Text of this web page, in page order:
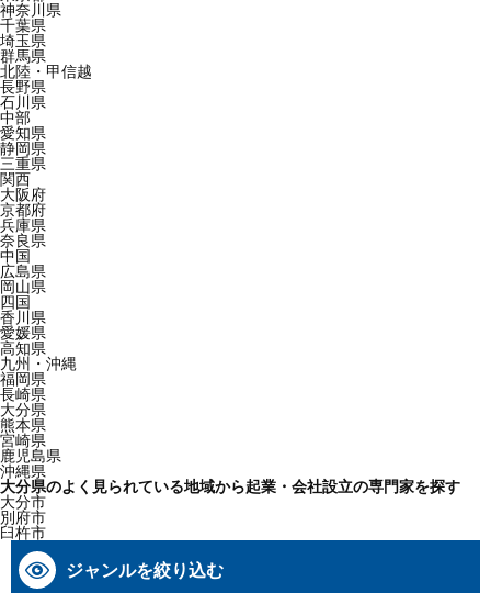
神奈川県
千葉県
埼玉県
群馬県
北陸・甲信越
長野県
石川県
中部
愛知県
静岡県
三重県
関西
大阪府
京都府
兵庫県
奈良県
中国
広島県
岡山県
四国
香川県
愛媛県
高知県
九州・沖縄
福岡県
長崎県
大分県
熊本県
宮崎県
鹿児島県
沖縄県
大分県のよく見られている地域から起業・会社設立の専門家を探す
大分市
別府市
臼杵市
ジャンルを絞り込む